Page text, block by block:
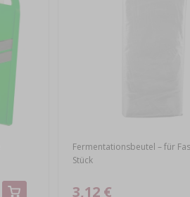
Fermentationsbeutel – für
Stück
3,12 €